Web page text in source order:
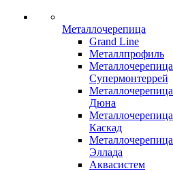
Металлочерепица
Grand Line
Металлпрофиль
Металлочерепица
Супермонтеррей
Металлочерепица
Дюна
Металлочерепица
Каскад
Металлочерепица
Эллада
Аквасистем